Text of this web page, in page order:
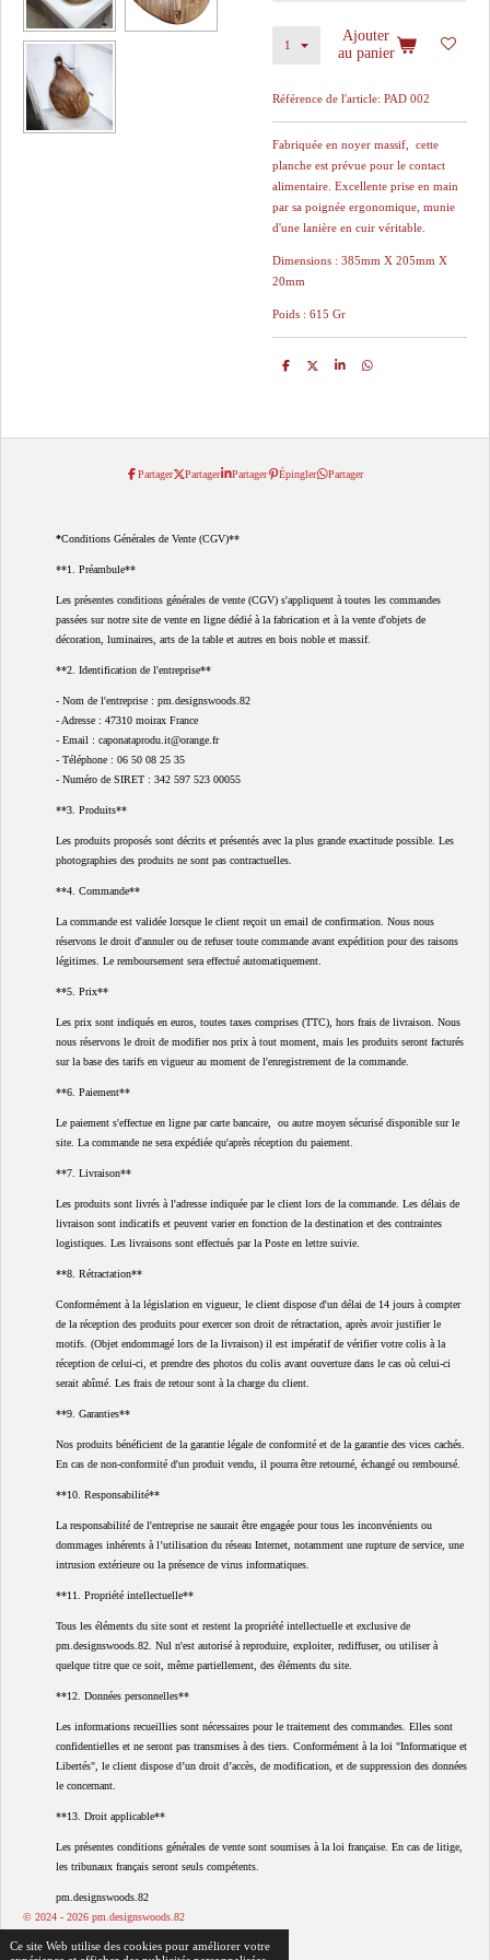
Ce site Web utilise des cookies pour améliorer votre
Ajouter
au panier
Référence de l'article: PAD 002
Fabriquée en noyer massif, cette
planche est prévue pour le contact
alimentaire. Excellente prise en main
par sa poignée ergonomique, munie
d'une lanière en cuir véritable.
Dimensions : 385mm X 205mm X
20mm
Poids : 615 Gr
P
e
P
e
P
e
P
e
Partager
Partager Partager Épingler Partager
*Conditions Générales de Vente (CGV)**
**1. Préambule**
Les présentes conditions générales de vente (CGV) s'appliquent à toutes les commandes
passées sur notre site de vente en ligne dédié à la fabrication et à la vente d'objets de
décoration, luminaires, arts de la table et autres en bois noble et massif.
**2. Identification de l'entreprise**
- Nom de l'entreprise : pm.designswoods.82
- Adresse : 47310 moirax France
- Email : caponataprodu.it@orange.fr
- Téléphone : 06 50 08 25 35
- Numéro de SIRET : 342 597 523 00055
**3. Produits**
Les produits proposés sont décrits et présentés avec la plus grande exactitude possible. Les
photographies des produits ne sont pas contractuelles.
**4. Commande**
La commande est validée lorsque le client reçoit un email de confirmation. Nous nous
réservons le droit d'annuler ou de refuser toute commande avant expédition pour des raisons
légitimes. Le remboursement sera effectué automatiquement.
**5. Prix**
Les prix sont indiqués en euros, toutes taxes comprises (TTC), hors frais de livraison. Nous
nous réservons le droit de modifier nos prix à tout moment, mais les produits seront facturés
sur la base des tarifs en vigueur au moment de l'enregistrement de la commande.
**6. Paiement**
Le paiement s'effectue en ligne par carte bancaire, ou autre moyen sécurisé disponible sur le
site. La commande ne sera expédiée qu'après réception du paiement.
**7. Livraison**
Les produits sont livrés à l'adresse indiquée par le client lors de la commande. Les délais de
livraison sont indicatifs et peuvent varier en fonction de la destination et des contraintes
logistiques. Les livraisons sont effectués par la Poste en lettre suivie.
**8. Rétractation**
Conformément à la législation en vigueur, le client dispose d'un délai de 14 jours à compter
de la réception des produits pour exercer son droit de rétractation, après avoir justifier le
motifs. (Objet endommagé lors de la livraison) il est impératif de vérifier votre colis à la
réception de celui-ci, et prendre des photos du colis avant ouverture dans le cas où celui-ci
serait abîmé. Les frais de retour sont à la charge du client.
**9. Garanties**
Nos produits bénéficient de la garantie légale de conformité et de la garantie des vices cachés.
En cas de non-conformité d'un produit vendu, il pourra être retourné, échangé ou remboursé.
**10. Responsabilité**
La responsabilité de l'entreprise ne saurait être engagée pour tous les inconvénients ou
dommages inhérents à l’utilisation du réseau Internet, notamment une rupture de service, une
intrusion extérieure ou la présence de virus informatiques.
**11. Propriété intellectuelle**
Tous les éléments du site sont et restent la propriété intellectuelle et exclusive de
pm.designswoods.82. Nul n'est autorisé à reproduire, exploiter, rediffuser, ou utiliser à
quelque titre que ce soit, même partiellement, des éléments du site.
**12. Données personnelles**
Les informations recueillies sont nécessaires pour le traitement des commandes. Elles sont
confidentielles et ne seront pas transmises à des tiers. Conformément à la loi "Informatique et
Libertés", le client dispose d’un droit d’accès, de modification, et de suppression des données
le concernant.
**13. Droit applicable**
Les présentes conditions générales de vente sont soumises à la loi française. En cas de litige,
les tribunaux français seront seuls compétents.
pm.designswoods.82
© 2024 - 2026 pm.designswoods.82